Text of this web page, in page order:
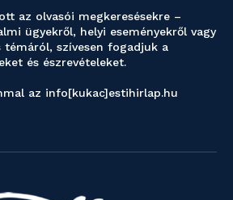
az olvasói megkeresésekre –
ügyekről, helyi eseményekről vagy
témáról, szívesen fogadjuk a
és észrevételeket.
az info[kukac]estihirlap.hu